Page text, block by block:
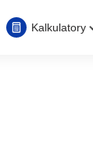
Kalkulatory